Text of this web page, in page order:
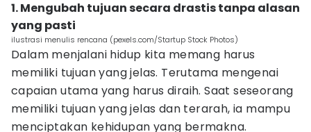
1. Mengubah tujuan secara drastis tanpa alasan
yang pasti
ilustrasi menulis rencana (pexels.com/Startup Stock Photos)
Dalam menjalani hidup kita memang harus
memiliki tujuan yang jelas. Terutama mengenai
capaian utama yang harus diraih. Saat seseorang
memiliki tujuan yang jelas dan terarah, ia mampu
menciptakan kehidupan yang bermakna.